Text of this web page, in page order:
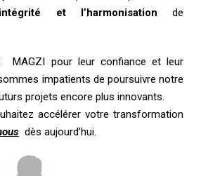
et l’harmonisation de
MAGZI pour leur confiance et leur
impatients de poursuivre notre
projets encore plus innovants.
accélérer votre transformation
dès aujourd’hui.